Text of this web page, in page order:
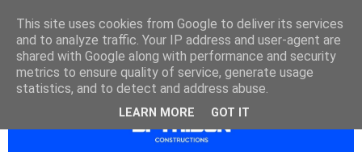
This site uses cookies from Google to deliver its services
and to analyze traffic. Your IP address and user-agent are
shared with Google along with performance and security
metrics to ensure quality of service, generate usage
statistics, and to detect and address abuse.
LEARN MORE GOT IT